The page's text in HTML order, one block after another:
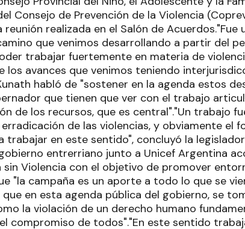
Consejo de Prevención de la Violencia
realizada en el Salón de Acuerdos."Fue
que venimos desarrollando a partir del
trabajar fuertemente en materia de
los avances que venimos teniendo
habló de "sostener en la agenda estos
que tienen que ver con el trabajo
de los recursos, que es central"."Un trabajo
de las violencias, y obviamente el
trabajar en este sentido", concluyó la
entrerriano junto a Unicef Argentina
sin Violencia con el objetivo de promover
"la campaña es un aporte a todo lo que se
en esta agenda pública del gobierno, se
la violación de un derecho humano
compromiso de todos"."En este sentido